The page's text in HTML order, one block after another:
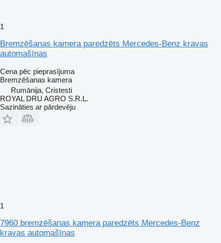
1
Bremzēšanas kamera paredzēts Mercedes-Benz kravas
automašīnas
Cena pēc pieprasījuma
Bremzēšanas kamera
Rumānija, Cristesti
ROYAL DRU AGRO S.R.L.
Sazināties ar pārdevēju
1
7960 bremzēšanas kamera paredzēts Mercedes-Benz
kravas automašīnas